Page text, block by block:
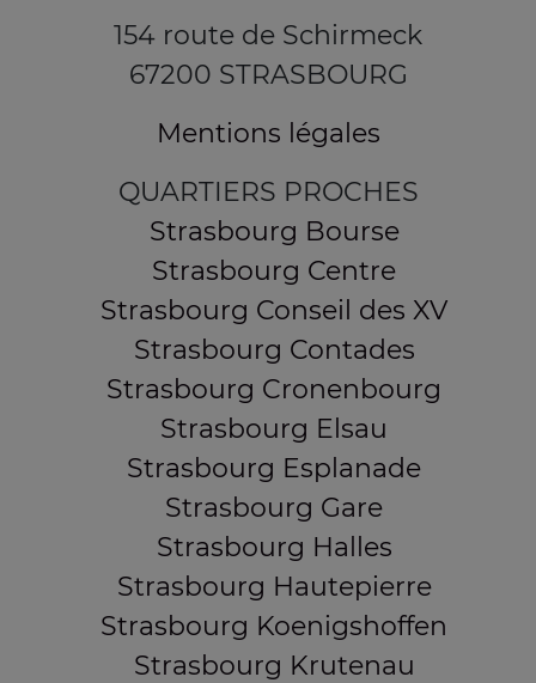
154 route de Schirmeck
67200 STRASBOURG
Mentions légales
QUARTIERS PROCHES
Strasbourg Bourse
Strasbourg Centre
Strasbourg Conseil des XV
Strasbourg Contades
Strasbourg Cronenbourg
Strasbourg Elsau
Strasbourg Esplanade
Strasbourg Gare
Strasbourg Halles
Strasbourg Hautepierre
Strasbourg Koenigshoffen
Strasbourg Krutenau